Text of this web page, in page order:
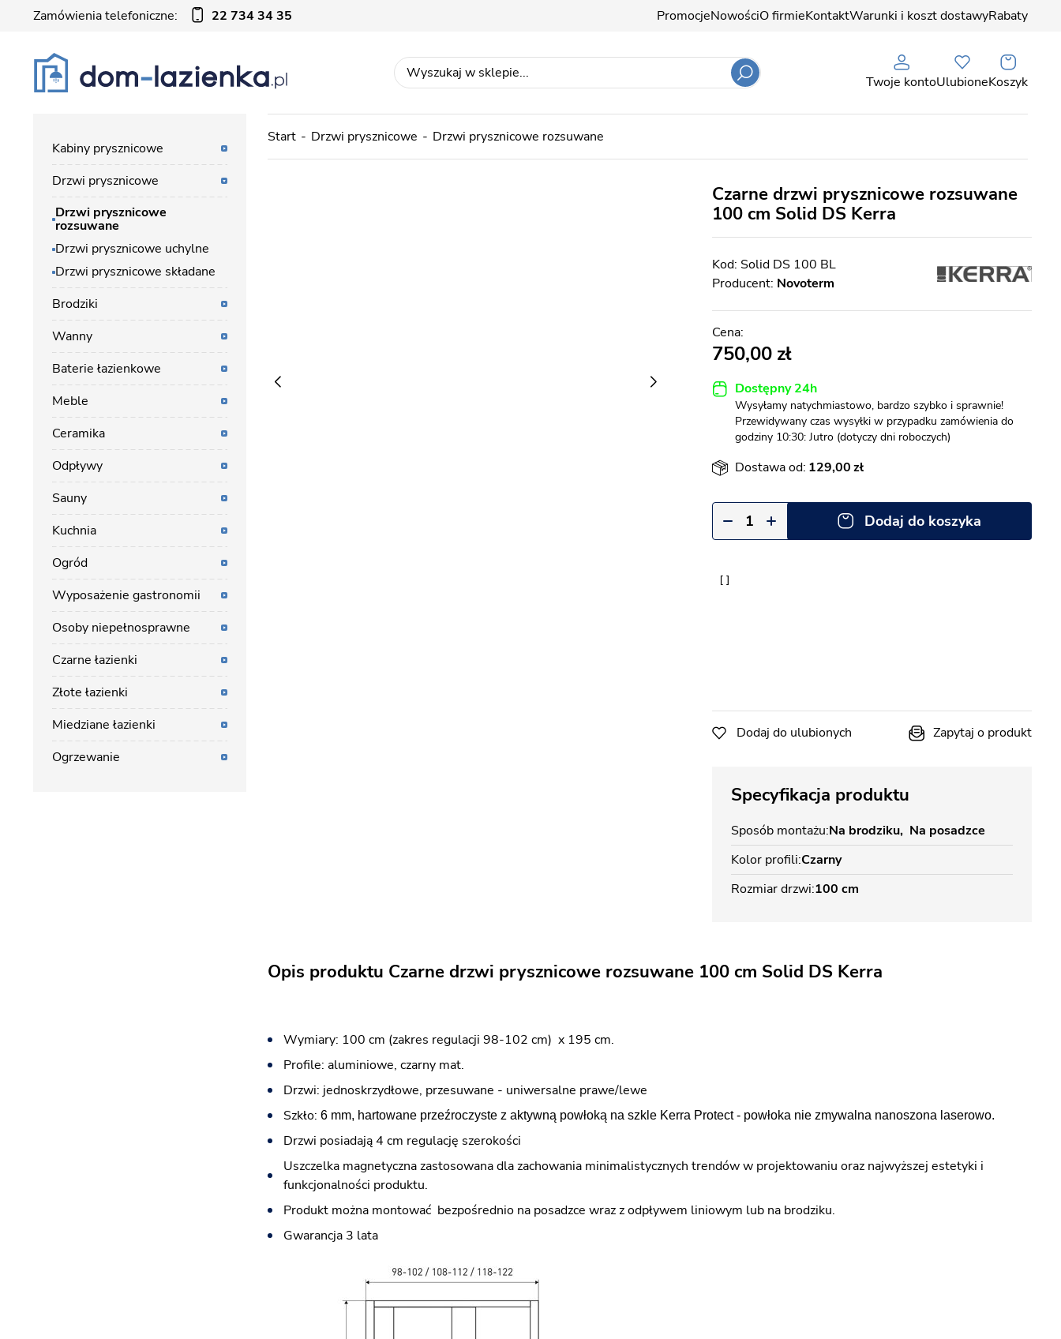
Zamówienia telefoniczne: 22 734 34 35 PromocjeNowościO firmieKontaktWarunki i koszt dostawyRabaty
Twoje kontoUlubioneKoszyk
Start Drzwi prysznicowe Drzwi prysznicowe rozsuwane
Czarne drzwi prysznicowe rozsuwane
100 cm Solid DS Kerra
Solid DS 100 BL
Producent: Novoterm
750,00
Dostępny 24h
Wysyłamy natychmiastowo, bardzo szybko i sprawnie!
Przewidywany czas wysyłki w przypadku zamówienia do
godziny 10:30: Jutro (dotyczy dni roboczych)
Dostawa od: 129,00
Dodaj do koszyka
Dodaj do ulubionych Zapytaj o produkt
Specyfikacja produktu
Sposób montażu Na brodziku Na posadzce
Kolor profili Czarny
Rozmiar drzwi 100 cm
Opis produktu Czarne drzwi prysznicowe rozsuwane 100 cm Solid DS Kerra
Wymiary: 100 cm (zakres regulacji 98-102 cm) x 195 cm.
Profile: aluminiowe, czarny mat.
Drzwi: jednoskrzydłowe, przesuwane - uniwersalne prawe/lewe
Szkło: 6 mm, hartowane przeźroczyste z aktywną powłoką na szkle Kerra Protect - powłoka nie zmywalna nanoszona laserowo.
Drzwi posiadają 4 cm regulację szerokości
Uszczelka magnetyczna zastosowana dla zachowania minimalistycznych trendów w projektowaniu oraz najwyższej estetyki i
funkcjonalności produktu.
Produkt można montować bezpośrednio na posadzce wraz z odpływem liniowym lub na brodziku.
Gwarancja 3 lata
Kabiny prysznicowe
Drzwi prysznicowe
Drzwi prysznicowe
rozsuwane
Drzwi prysznicowe uchylne
Drzwi prysznicowe składane
Brodziki
Wanny
Baterie łazienkowe
Meble
Ceramika
Odpływy
Sauny
Kuchnia
Ogród
Wyposażenie gastronomii
Osoby niepełnosprawne
Czarne łazienki
Złote łazienki
Miedziane łazienki
Ogrzewanie